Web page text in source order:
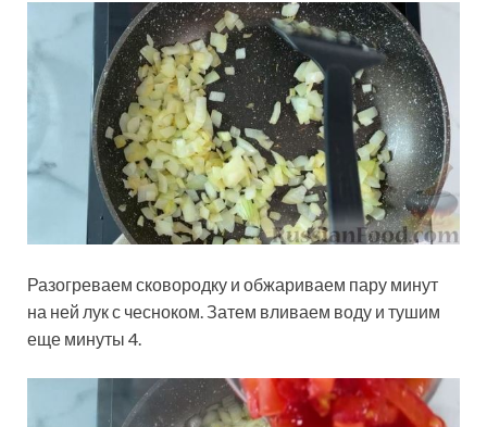
Разогреваем сковородку и обжариваем пару минут
на ней лук с чесноком. Затем вливаем воду и тушим
еще минуты 4.